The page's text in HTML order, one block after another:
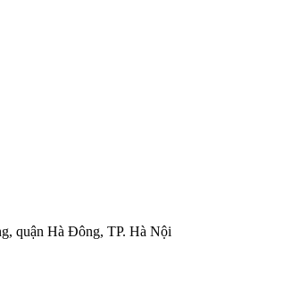
quận Hà Đông, TP. Hà Nội